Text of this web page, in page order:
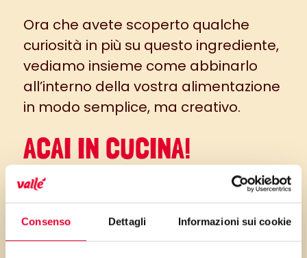
Consenso Dettagli Informazioni sui cookie
Ora che avete scoperto qualche
curiosità in più su questo ingrediente,
vediamo insieme come abbinarlo
all’interno della vostra alimentazione
in modo semplice, ma creativo.
ACAI IN CUCINA!
Oltre che in versione fresca, le
trovate sotto forma di polvere o